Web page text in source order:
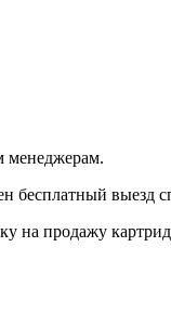
менеджерам.
выезд
продажу